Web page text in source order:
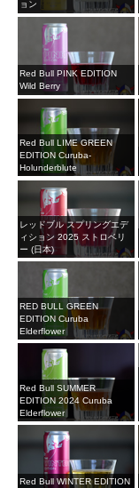
ョン
Red Bull PINK EDITION
Wild Berry
Red Bull LIME GREEN
EDITION Curuba-
Holunderblute
レッドブル スプリングエデ
ィション 2025 ストロベリ
ー (日本)
RED BULL GREEN
EDITION Curuba
Elderflower
Red Bull SUMMER
EDITION 2024 Curuba
Elderflower
Red Bull WINTER EDITION